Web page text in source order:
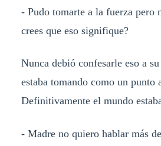
- Pudo tomarte a la fuerza pero
crees que eso signifique?
Nunca debió confesarle eso a
estaba tomando como un punto
Definitivamente el mundo
- Madre no quiero hablar más